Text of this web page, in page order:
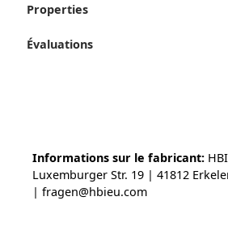
Properties
Évaluations
Informations sur le fabricant:
Luxemburger Str. 19 | 41812
| fragen@hbieu.com